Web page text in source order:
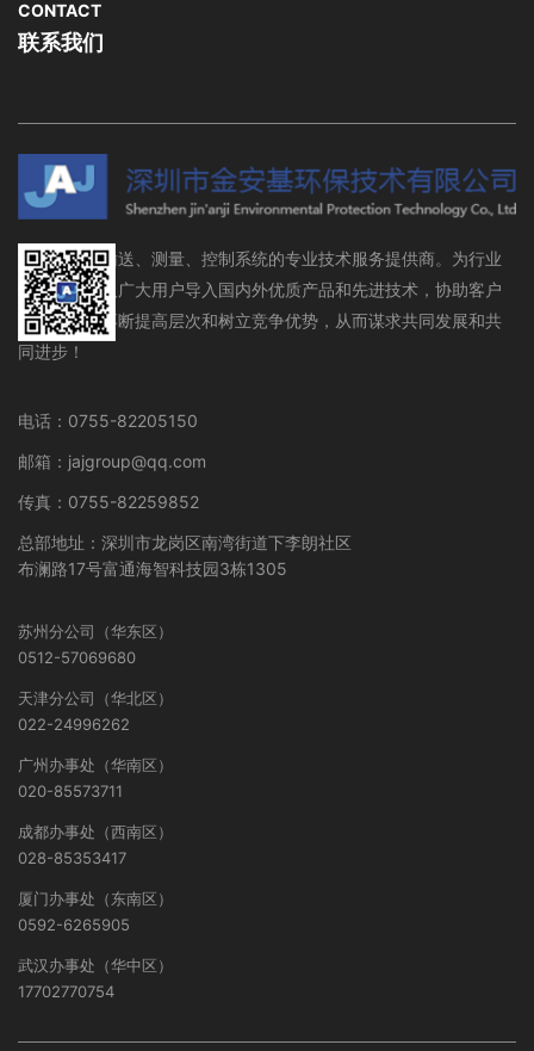
CONTACT
联系我们
流体存储、输送、测量、控制系统的专业技术服务提供商。为行业
设备制造商及广大用户导入国内外优质产品和先进技术，协助客户
在行业领域不断提高层次和树立竞争优势，从而谋求共同发展和共
同进步！
电话：0755-82205150
邮箱：jajgroup@qq.com
传真：0755-82259852
总部地址：深圳市龙岗区南湾街道下李朗社区
布澜路17号富通海智科技园3栋1305
苏州分公司（华东区）
0512-57069680
天津分公司（华北区）
022-24996262
广州办事处（华南区）
020-85573711
成都办事处（西南区）
028-85353417
厦门办事处（东南区）
0592-6265905
武汉办事处（华中区）
17702770754